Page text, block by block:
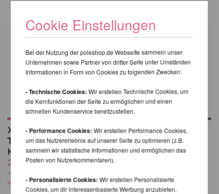
X-Stage (Lite)
Tragetasche -
Komplett Set
264,37 EUR
inkl. 21 % MwSt. zzgl.
Versandkosten
Gestell für X-Stage/-
Lite/-Pro
ab 559,24 EUR
Cookie Einstellungen
Bei der Nutzung der poleshop.de Webseite sammeln unser
Unternehmen sowie Partner von dritter Seite unter Umständen
Informationen in Form von Cookies zu folgenden Zwecken:
- Technische Cookies: Wir erstellen Technische Cookies, um
die Kernfunktionen der Seite zu ermöglichen und einen
schnellen Kundenservice bereitzustellen.
- Performance Cookies:Wir erstellen Performance Cookies,
um das Nutzererlebnis auf unserer Seite zu optimieren (z.B.
sammeln wir statistische Informationen und ermöglichen das
Posten von Nutzerkommentaren).
- Personalisierte Cookies:Wir erstellen Personalisierte
Cookies, um dir interessenbasierte Werbung anzubieten.